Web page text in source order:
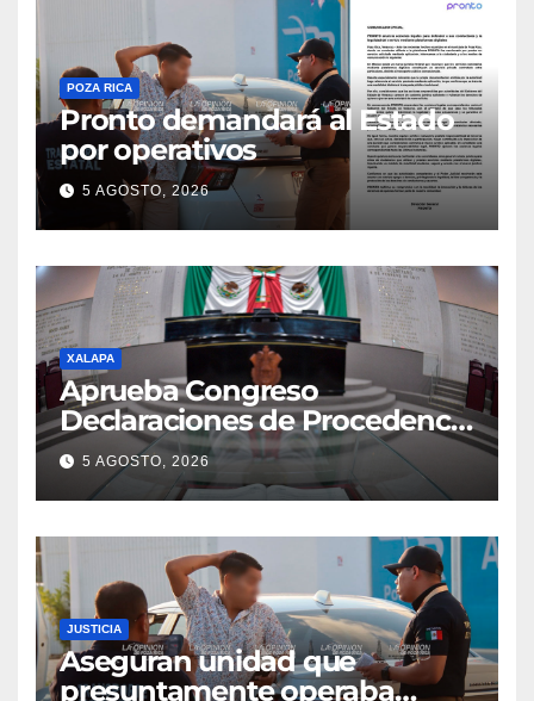
POZA RICA
Pronto demandará al Estado
por operativos
5 AGOSTO, 2026
XALAPA
Aprueba Congreso
Declaraciones de Procedencia
en contra de dos munícipes
5 AGOSTO, 2026
JUSTICIA
Aseguran unidad que
presuntamente operaba